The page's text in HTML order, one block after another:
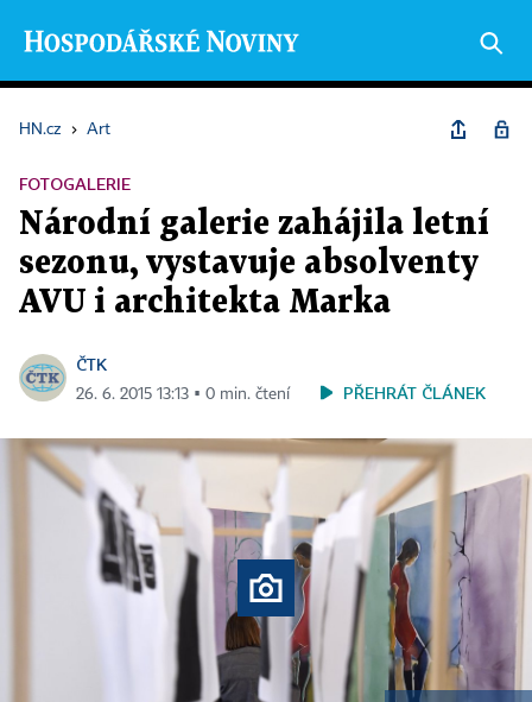
HN.cz › Art
FOTOGALERIE
Národní galerie zahájila letní
sezonu, vystavuje absolventy
AVU i architekta Marka
ČTK
26. 6. 2015 13:13 ▪ 0 min. čtení PŘEHRÁT ČLÁNEK